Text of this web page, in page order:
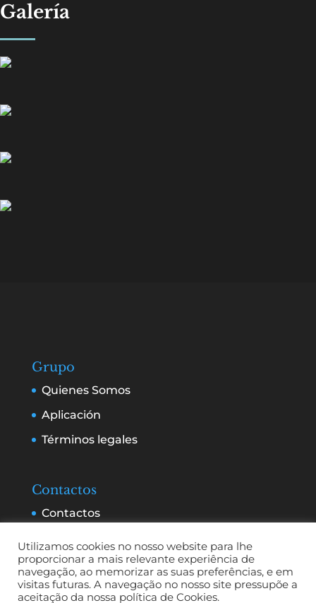
Galería
Grupo
Quienes Somos
Aplicación
Términos legales
Contactos
Contactos
Utilizamos cookies no nosso website para lhe
proporcionar a mais relevante experiência de
navegação, ao memorizar as suas preferências, e em
visitas futuras. A navegação no nosso site pressupõe a
aceitação da nossa política de Cookies.